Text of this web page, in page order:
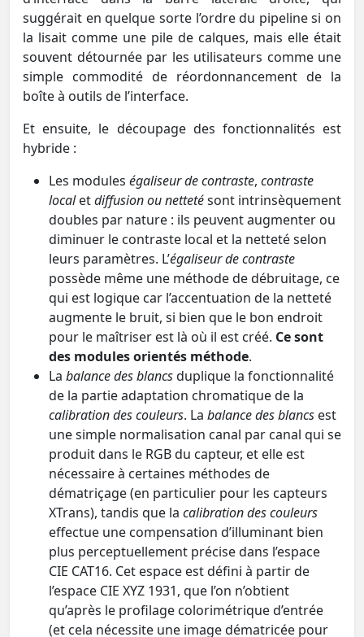
suggérait en quelque sorte l’ordre du pipeline si on
la lisait comme une pile de calques, mais elle était
souvent détournée par les utilisateurs comme une
simple commodité de réordonnancement de la
boîte à outils de l’interface.
Et ensuite, le découpage des fonctionnalités est
hybride :
Les modules égaliseur de contraste, contraste
localetdiffusion ou nettetésont intrinsèquement
doubles par nature : ils peuvent augmenter ou
diminuer le contraste local et la netteté selon
leurs paramètres. L’égaliseur de contraste
possède même une méthode de débruitage, ce
qui est logique car l’accentuation de la netteté
augmente le bruit, si bien que le bon endroit
pour le maîtriser est là où il est créé. Ce sont
des modules orientés méthode.
La balance des blancsduplique la fonctionnalité
de la partie adaptation chromatique de la
calibration des couleurs. La balance des blancs est
une simple normalisation canal par canal qui se
produit dans le RGB du capteur, et elle est
nécessaire à certaines méthodes de
dématriçage (en particulier pour les capteurs
XTrans), tandis que la calibration des couleurs
effectue une compensation d’illuminant bien
plus perceptuellement précise dans l’espace
CIE CAT16. Cet espace est défini à partir de
l’espace CIE XYZ 1931, que l’on n’obtient
qu’après le profilage colorimétrique d’entrée
(et cela nécessite une image dématricée pour